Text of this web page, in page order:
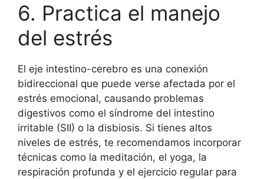
6. Practica el manejo
del estrés
El eje intestino-cerebro es una conexión
bidireccional que puede verse afectada por el
estrés emocional, causando problemas
digestivos como el síndrome del intestino
irritable (SII) o la disbiosis. Si tienes altos
niveles de estrés, te recomendamos incorporar
técnicas como la meditación, el yoga, la
respiración profunda y el ejercicio regular para